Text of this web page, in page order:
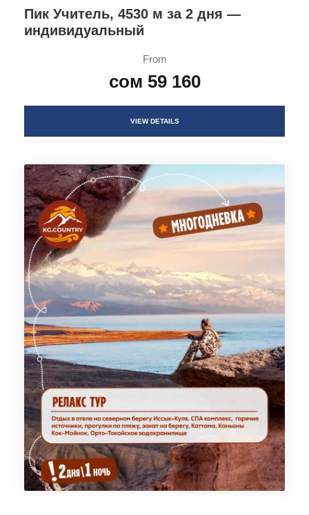
Пик Учитель, 4530 м за 2 дня —
индивидуальный
From
сом 59 160
VIEW DETAILS